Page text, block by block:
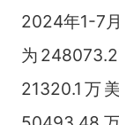
2024年1-7
为
21320.1万